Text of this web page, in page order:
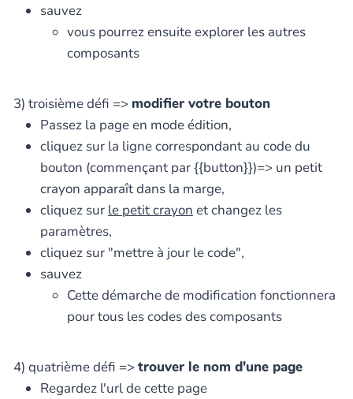
sauvez
vous pourrez ensuite explorer les autres
composants
3) troisième défi => modifier votre bouton
Passez la page en mode édition,
cliquez sur la ligne correspondant au code du
bouton (commençant par {{button}})=> un petit
crayon apparaît dans la marge,
cliquez sur le petit crayon et changez les
paramètres,
cliquez sur "mettre à jour le code",
sauvez
Cette démarche de modification fonctionnera
pour tous les codes des composants
4) quatrième défi =>trouver le nom d'une page
Regardez l'url de cette page